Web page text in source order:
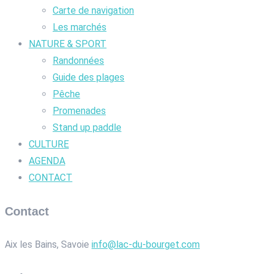
Carte de navigation
Les marchés
NATURE & SPORT
Randonnées
Guide des plages
Pêche
Promenades
Stand up paddle
CULTURE
AGENDA
CONTACT
Contact
Aix les Bains, Savoie info@lac-du-bourget.com